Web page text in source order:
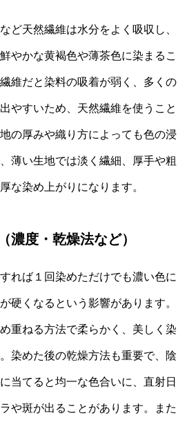
ど天然繊維は水分をよく吸収し、
やかな黄褐色や薄茶色に染まるこ
維だと染料の吸着が弱く、多くの
やすいため、天然繊維を使うこと
の厚みや織り方によっても色の浸
薄い生地では淡く繊細、厚手や粗
な染め上がりになります。
濃度・乾燥法など）
れば１回染めただけでも濃い色に
硬くなるという影響があります。
重ねる方法で柔らかく、美しく染
染めた後の乾燥方法も重要で、陰
当てると均一な色合いに、直射日
や斑が出ることがあります。また